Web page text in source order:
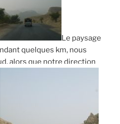
Le paysage
quelques km, nous
alors que notre direction